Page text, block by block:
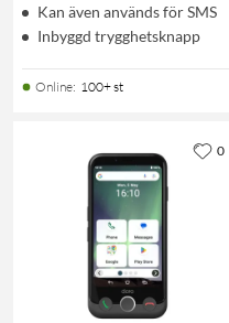
Kan även används för SMS
Inbyggd trygghetsknapp
Online: 100+ st
0